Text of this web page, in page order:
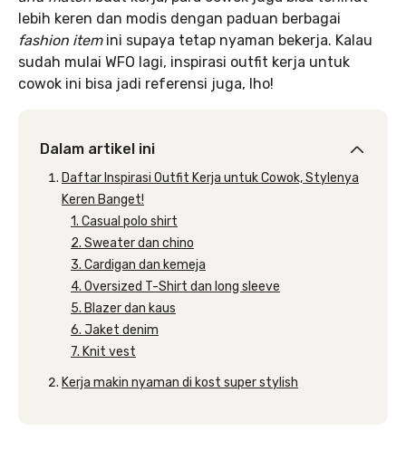
lebih keren dan modis dengan paduan berbagai
fashion item ini supaya tetap nyaman bekerja. Kalau
sudah mulai WFO lagi, inspirasi outfit kerja untuk
cowok ini bisa jadi referensi juga, lho!
Dalam artikel ini
Daftar Inspirasi Outfit Kerja untuk Cowok, Stylenya
Keren Banget!
1. Casual polo shirt
2. Sweater dan chino
3. Cardigan dan kemeja
4. Oversized T-Shirt dan long sleeve
5. Blazer dan kaus
6. Jaket denim
7. Knit vest
Kerja makin nyaman di kost super stylish